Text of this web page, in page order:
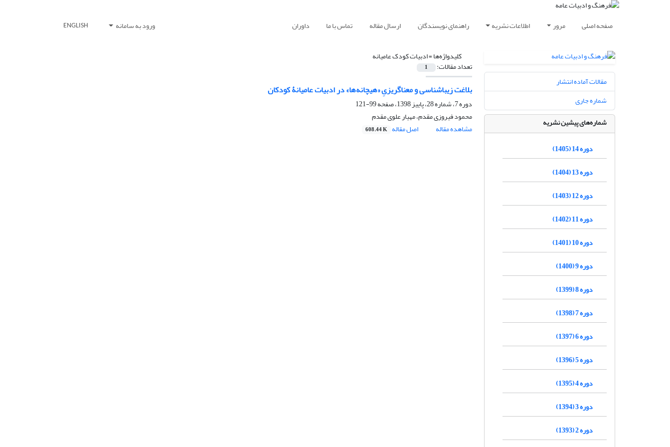
صفحه اصلی مرور اطلاعات نشریه راهنمای نویسندگان ارسال مقاله تماس با ما داوران ورود به سامانه ENGLISH
کلیدواژه‌ها =ادبیات کودک عامیانه
تعداد مقالات: 1
بلاغت زیباشناسی و معناگریزیِ «هیچانه‌ها» در ادبیات عامیانۀ کودکان
دوره 7، شماره 28، پاییز 1398، صفحه
99-121
محمود فیروزی مقدم، مهیار علوی مقدم
مشاهده مقاله
اصل مقاله 608.44 K
مقالات آماده انتشار
شماره جاری
شماره‌های پیشین نشریه
دوره 14 (1405)
دوره 13 (1404)
دوره 12 (1403)
دوره 11 (1402)
دوره 10 (1401)
دوره 9 (1400)
دوره 8 (1399)
دوره 7 (1398)
دوره 6 (1397)
دوره 5 (1396)
دوره 4 (1395)
دوره 3 (1394)
دوره 2 (1393)